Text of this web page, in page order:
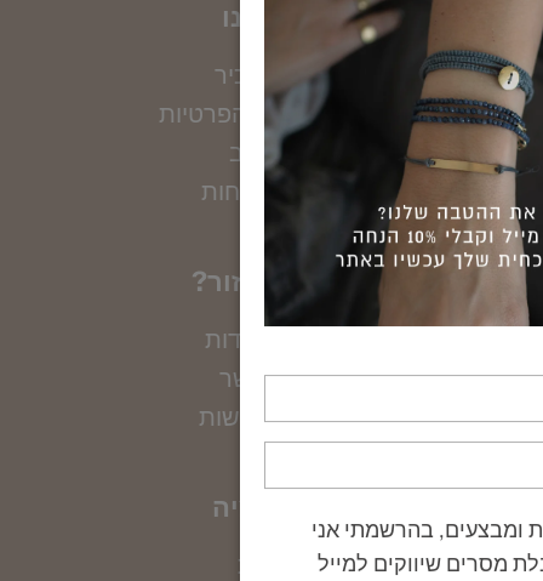
מי אנחנו
נעים להכיר
מדיניות הגנת הפרטיות
טווה זהב
מועדון לקוחות
?אפשר לעזור
מדריכי מידות
יצירת קשר
הצהרת נגישות
הקולקציה
טבעות